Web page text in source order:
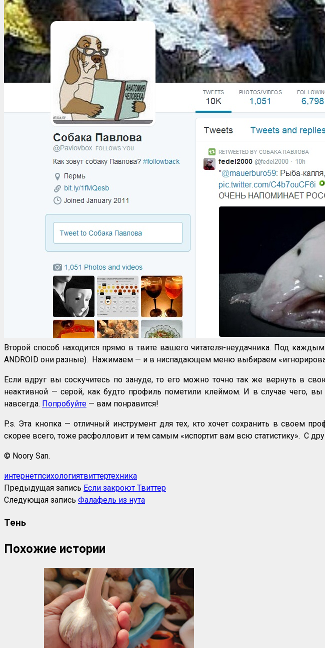
Второй способ находится прямо в твите вашего читателя-неудачника. Под
ANDROID они разные). Нажимаем — и в ниспадающем меню выбираем
Если вдруг вы соскучитесь по зануде, то его можно точно так же вернуть в
неактивной — серой, как будто профиль пометили клеймом. И в случае чего,
навсегда. Попробуйте — вам понравится!
P.s. Эта кнопка — отличный инструмент для тех, кто хочет сохранить в своем
скорее всего, тоже расфолловит и тем самым «испортит вам всю статистику». С
© Noory San.
интернетпсихологиятвиттертехника
Предыдущая запись Если закроют Твиттер
Следующая запись Фалафель из нута
Тень
Похожие истории